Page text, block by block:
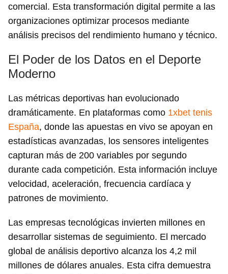
comercial. Esta transformación digital permite a las
organizaciones optimizar procesos mediante
análisis precisos del rendimiento humano y técnico.
El Poder de los Datos en el Deporte
Moderno
Las métricas deportivas han evolucionado
dramáticamente. En plataformas como 1xbet tenis
España, donde las apuestas en vivo se apoyan en
estadísticas avanzadas, los sensores inteligentes
capturan más de 200 variables por segundo
durante cada competición. Esta información incluye
velocidad, aceleración, frecuencia cardíaca y
patrones de movimiento.
Las empresas tecnológicas invierten millones en
desarrollar sistemas de seguimiento. El mercado
global de análisis deportivo alcanza los 4,2 mil
millones de dólares anuales. Esta cifra demuestra